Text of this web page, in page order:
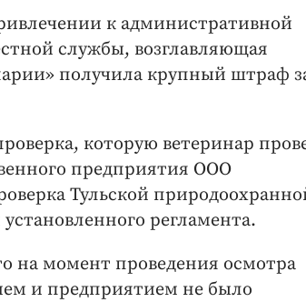
к административной
службы, возглавляющая
получила крупный штраф
которую ветеринар
предприятия ООО
Тульской
регламента.
на момент проведения осмотра
и предприятием не было